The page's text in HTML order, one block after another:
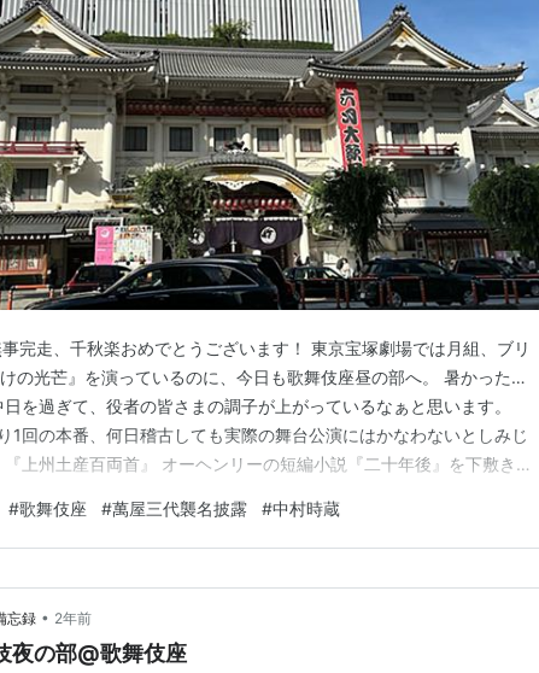
事完走、千秋楽おめでとうございます！ 東京宝塚劇場では月組、ブリ
の光芒』を演っているのに、今日も歌舞伎座昼の部へ。 暑かった…
を過ぎて、役者の皆さまの調子が上がっているなぁと思います。
1回の本番、何日稽古しても実際の舞台公演にはかなわないとしみじ
上州土産百両首』 オーヘンリーの短編小説『二十年後』を下敷きに
友情物語です。 18世勘三郎丈が得意だろうと思うドジな牙次郎を菊
じていて、巧いです。 …
#歌舞伎座 #萬屋三代襲名披露 #中村時蔵
忘録 • 2年前
夜の部@歌舞伎座